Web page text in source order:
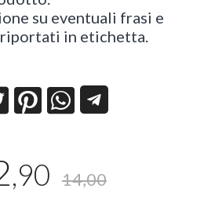
su eventuali frasi e
in etichetta.
,90 14,00